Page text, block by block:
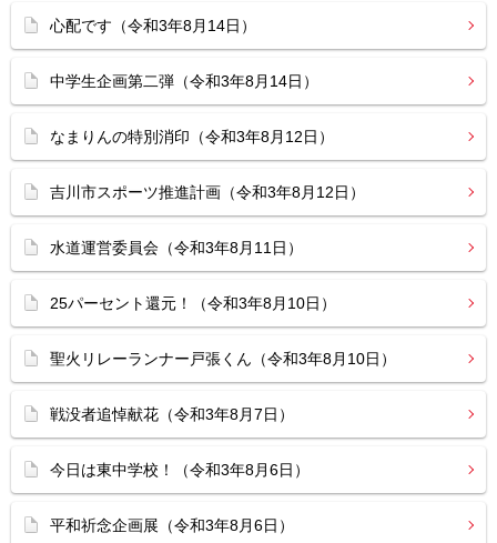
心配です（令和3年8月14日）
中学生企画第二弾（令和3年8月14日）
なまりんの特別消印（令和3年8月12日）
吉川市スポーツ推進計画（令和3年8月12日）
水道運営委員会（令和3年8月11日）
25パーセント還元！（令和3年8月10日）
聖火リレーランナー戸張くん（令和3年8月10日）
戦没者追悼献花（令和3年8月7日）
今日は東中学校！（令和3年8月6日）
平和祈念企画展（令和3年8月6日）